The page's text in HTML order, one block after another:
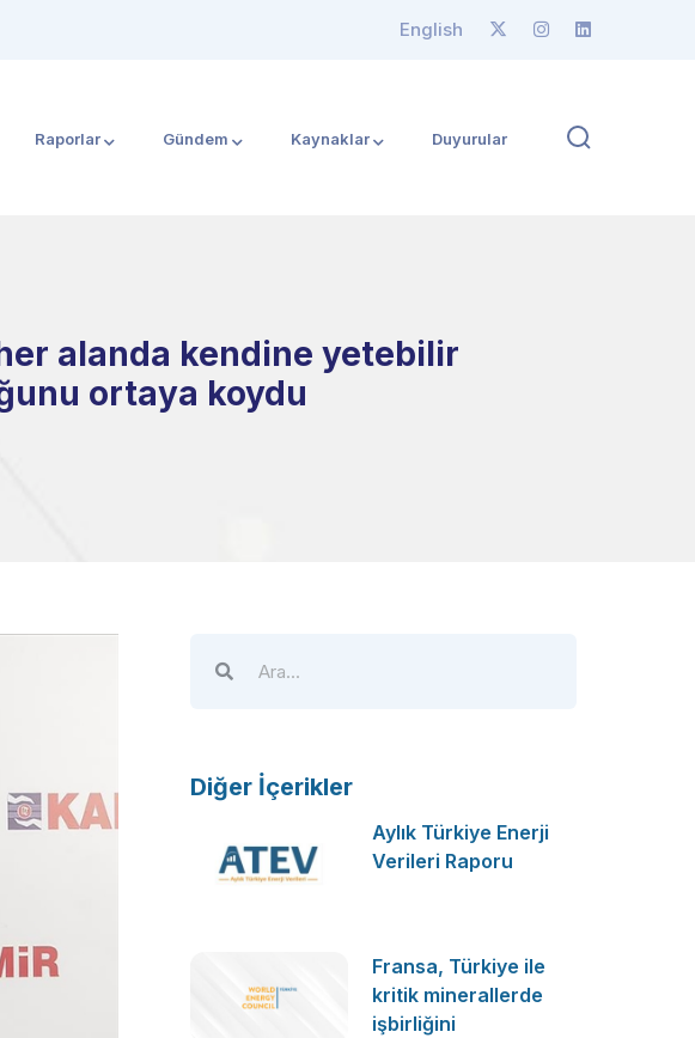
English
Raporlar Gündem Kaynaklar Duyurular
alanda kendine yetebilir
ortaya koydu
Diğer İçerikler
Aylık Türkiye Enerji
Verileri Raporu
Fransa, Türkiye ile
kritik minerallerde
işbirliğini